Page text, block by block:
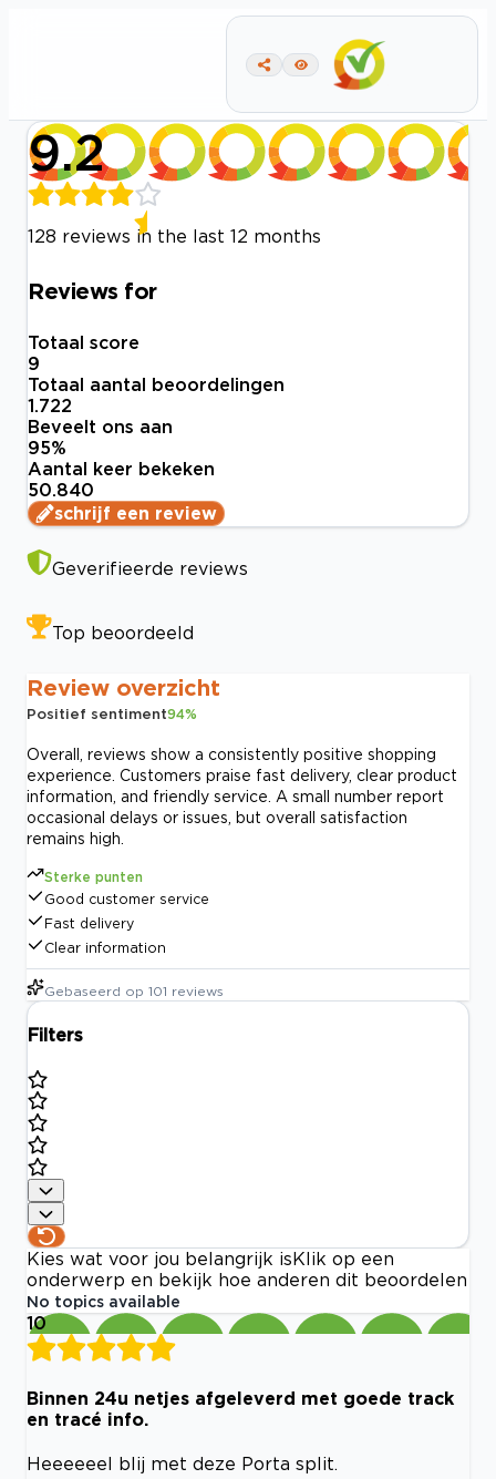
9.2
128 reviews in the last 12 months
Reviews for
Totaal score
9
Totaal aantal beoordelingen
1.722
Beveelt ons aan
95%
Aantal keer bekeken
50.840
schrijf een review
Geverifieerde reviews
Top beoordeeld
Review overzicht
Positief sentiment94%
Overall, reviews show a consistently positive shopping
experience. Customers praise fast delivery, clear product
information, and friendly service. A small number report
occasional delays or issues, but overall satisfaction
remains high.
Sterke punten
Good customer service
Fast delivery
Clear information
Gebaseerd op 101 reviews
Filters
Kies wat voor jou belangrijk is Klik op een
onderwerp en bekijk hoe anderen dit beoordelen
No topics available
10
Binnen 24u netjes afgeleverd met goede track
en tracé info.
Heeeeeel blij met deze Porta split.